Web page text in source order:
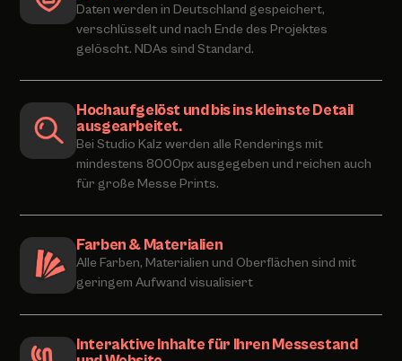
Daten werden in Deutschland gespeichert,
verschlüsselt und nach Ende des Projektes
gelöscht. NDAs sind Standard.
Hochaufgelöst und bis ins kleinste Detail
ausgearbeitet.
Bei Studio Kalz werden alle Renderings mit
mindestens 8000px ausgegeben und reichen auch
für große Messe Prints.
Farben & Materialien
Alle Farben, Materialien und Oberflächen sind mit
geringem Aufwand visualisiert
Interaktive Inhalte für Ihren Messestand